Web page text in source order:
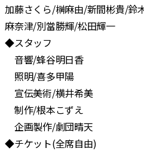
加藤さくら/榊麻由/新間彬貴/鈴
麻奈津/別當勝輝/松田輝一
◆スタッフ
音響/蜂谷明日香
照明/喜多甲陽
宣伝美術/横井希美
制作/根本こずえ
企画製作/劇団晴天
◆チケット(全席自由)